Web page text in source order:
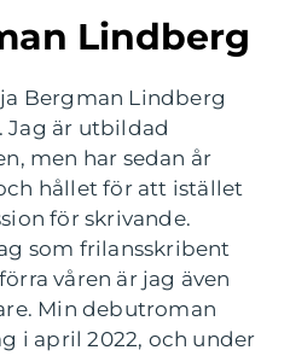
Lindberg
Bergman Lindberg
Jag är utbildad
men har sedan år
hållet för att istället
för skrivande.
som frilansskribent
våren är jag även
Min debutroman
i april 2022, och under